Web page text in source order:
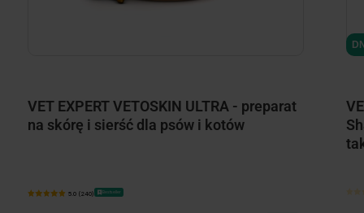
VET EXPERT VETOSKIN ULTRA - preparat
na skórę i sierść dla psów i kotów
5.0 (240) Bestseller